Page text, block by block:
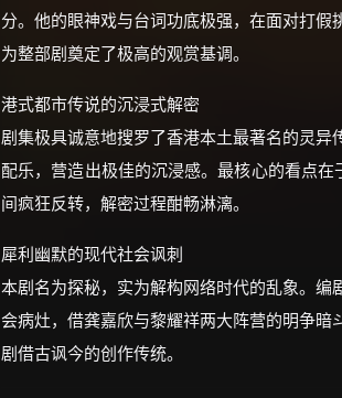
分。他的眼神戏与台词功底极强，在面对打
为整部剧奠定了极高的观赏基调。
港式都市传说的沉浸式解密
剧集极具诚意地搜罗了香港本土最著名的灵
配乐，营造出极佳的沉浸感。最核心的看点在
间疯狂反转，解密过程酣畅淋漓。
犀利幽默的现代社会讽刺
本剧名为探秘，实为解构网络时代的乱象。编
会病灶，借龚嘉欣与黎耀祥两大阵营的明争
剧借古讽今的创作传统。